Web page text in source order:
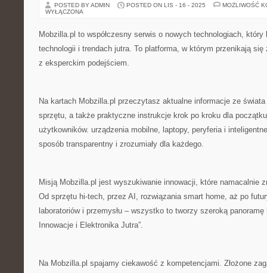
POSTED BY ADMIN POSTED ON LIS - 16 - 2025
MOŻLIWOŚĆ
WYŁĄCZONA
Mobzilla.pl to współczesny serwis o nowych technologiach, który
technologii i trendach jutra. To platforma, w którym przenikają się
z eksperckim podejściem.
Na kartach Mobzilla.pl przeczytasz aktualne informacje ze świata
sprzętu, a także praktyczne instrukcje krok po kroku dla
użytkowników. urządzenia mobilne, laptopy, peryferia i
sposób transparentny i zrozumiały dla każdego.
Misją Mobzilla.pl jest wyszukiwanie innowacji, które namacalnie
Od sprzętu hi-tech, przez AI, rozwiązania smart home, aż po
laboratoriów i przemysłu – wszystko to tworzy szeroką panoramę
Innowacje i Elektronika Jutra”.
Na Mobzilla.pl spajamy ciekawość z kompetencjami. Złożone